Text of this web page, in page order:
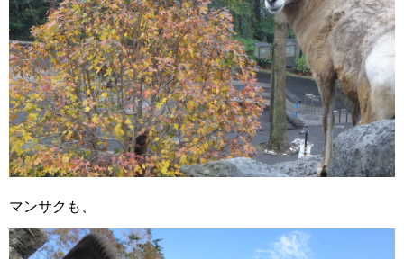
マンサクも、